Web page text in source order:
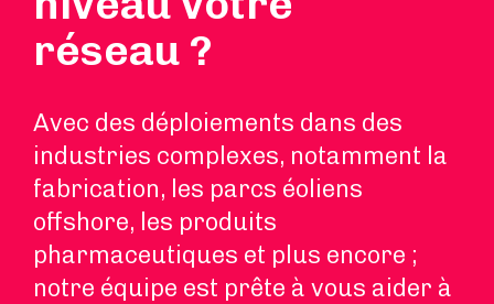
réseau ?
Avec des déploiements dans des
industries complexes, notamment la
fabrication, les parcs éoliens
offshore, les produits
pharmaceutiques et plus encore ;
notre équipe est prête à vous aider à